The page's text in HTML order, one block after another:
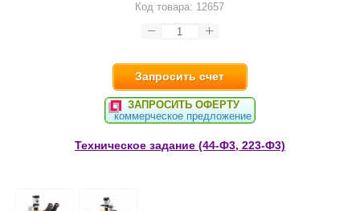
Код товара: 12657
Запросить счет
ЗАПРОСИТЬ ОФЕРТУ
коммерческое предложение
Техническое задание (44-Ф3, 223-Ф3)